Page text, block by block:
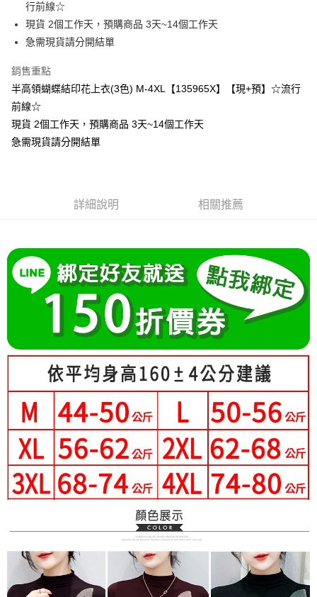
街口支付
悠遊付
Google Pay
全支付
大哥付你分期
2.付款方式選擇「大哥付你分期」，訂單成立後會自動跳轉到大哥付的交易
4.訂單成立30分鐘內，如未前往確認交易或遇審核未通過，訂單將自動取
消。如遇「轉專審核」未通過狀況，表示未達大哥付你分期系統評分，恕無
法說明評估內容。
【繳款方式說明】
1.分期款項不併入電信帳單，「大哥付你分期」於每月結算日後寄送繳費提
2.透過簡訊連結打開帳單後，可選擇「超商條碼／台灣大直營門市／銀行轉
帳／街口支付／iPASS MONEY」等通路繳費。
【注意事項】
1.本服務係由「台灣大哥大股份有限公司」（以下簡稱本公司）所提供，讓
用戶於交易時，得透過本服務購買商品或服務，並由商店將買賣／分期付款
買賣價金債權讓與本公司後，依約使用本公司帳單繳交帳款。
2.基於同意付款使用「大哥付你分期」之契約關係目的，商店將以您的個人
資料（包含姓名、電話或地址）提供予台灣大哥大進項蒐集、處理及利用，
由本公司與您本人進行分期帳單所需資料之確認、核對及更正。
3.完整用戶服務條款，請詳閱以下連結：https://oppay.tw/userRule
１．簡單：不需註冊會員、不需綁卡、不需儲值。
２．便利：只要手機號碼，簡訊認證，即可結帳。
３．安心：先確認商品／服務後，再付款。
【「AFTEE先享後付」結帳流程】
１．於結帳方式選擇「AFTEE先享後付」後，將跳轉至「AFTEE先享後付」
結帳頁面，進行簡訊認證並確認金額後，即可完成結帳。
２．訂單成立數日內，您將收到繳費通知簡訊。
ATM／網路銀行／等多元方式進行付款，方視為交易完成。
※ 請注意：結帳手續完成當下不需立刻繳費，但若您需要取消訂單，請聯絡
後付繳納相關費用。
※ 交易是否成功請以「AFTEE先享後付 」之結帳頁面顯示為準，若有關於
是否繳費成功／繳費後需取消欲退款等相關疑問，請聯繫「AFTEE先享後付
客戶支援中心」 https://netprotections.freshdesk.com/support/home
【注意事項】
１．透過由恩沛科技股份有限公司提供之「AFTEE先享後付」服務完成之交
易，需依本服務之必要範圍內提供個人資料，並將交易相關給付款項請求債
權轉讓予恩沛科技股份有限公司。
２．關於個人資料處理事宜，請瀏覽以下網址：
https://aftee.tw/terms/#terms3
３．未成年的使用者請事先徵得法定代理人或監護人之同意方可使用
「AFTEE先享後付」，若未經同意申辦者引起之損失，本公司不負相關責
４．使用「AFTEE先享後付」時，將依據個別帳號之用戶狀況，依本公司即
相關說明
「Hami Point」為中華電信所提供之點數服務，可於會員專區綁定中華電信
會員帳號後，即可在購物車使用 Hami Point 折抵消費金額 (1點等於1元)。
ATM付款
運送方式
全家付款取貨
每筆NT$80，滿NT$699(含以上)免運費
付款後全家取貨
每筆NT$80，滿NT$699(含以上)免運費
付款後萊爾富取貨
每筆NT$80，滿NT$699(含以上)免運費
7-11付款取貨
每筆NT$80，滿NT$699(含以上)免運費
每筆NT$80，滿NT$699(含以上)免運費
宅配
每筆NT$70，滿NT$699(含以上)免運費
行前線☆
現貨 2個工作天，預購商品 3天~14個工作天
急需現貨請分開結單
銷售重點
半高領蝴蝶結印花上衣(3色) M-4XL【135965X】【現+預】☆流行
前線☆
現貨 2個工作天，預購商品 3天~14個工作天
急需現貨請分開結單
詳細說明 相關推薦